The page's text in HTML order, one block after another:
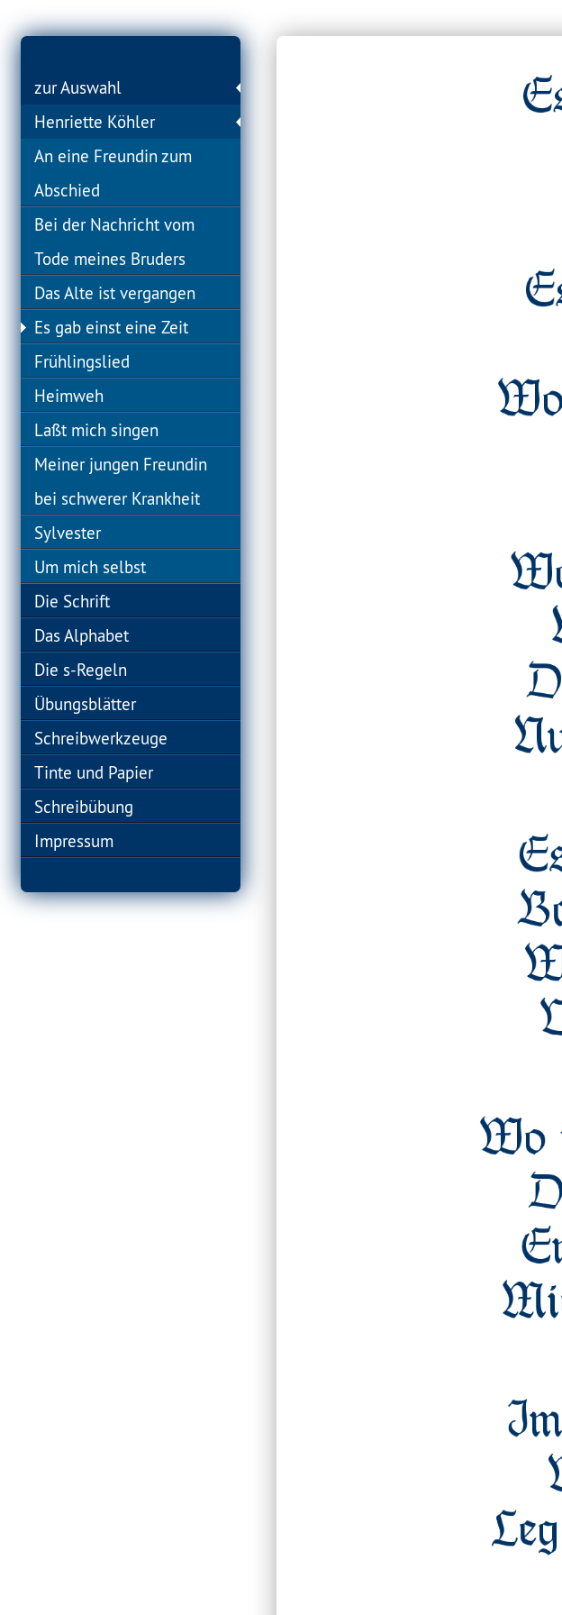
zur Auswahl
Henriette Köhler
An eine Freundin zum
Abschied
Bei der Nachricht vom
Tode meines Bruders
Das Alte ist vergangen
Es gab einst eine Zeit
Frühlingslied
Heimweh
Laßt mich singen
Meiner jungen Freundin
bei schwerer Krankheit
Sylvester
Um mich selbst
Die Schrift
Das Alphabet
Die s-Regeln
Übungsblätter
Schreibwerkzeuge
Tinte und Papier
Schreibübung
Impressum